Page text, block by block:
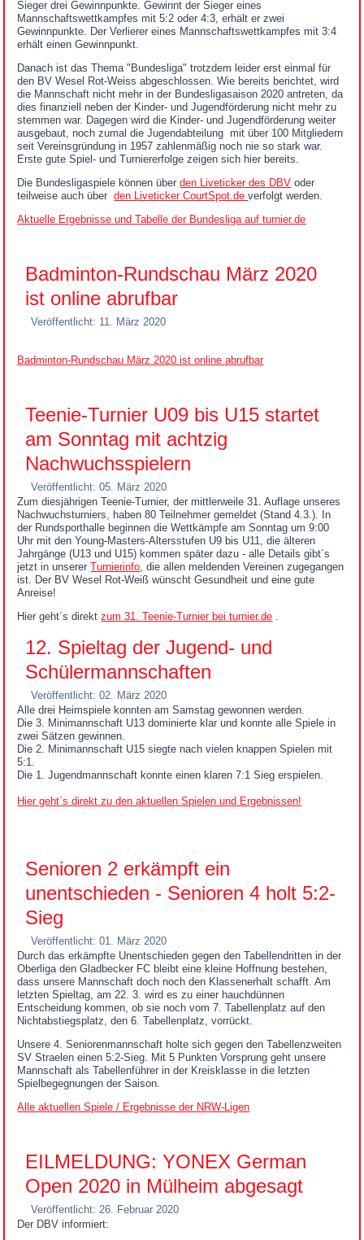
Sieger drei Gewinnpunkte. Gewinnt der Sieger eines
Mannschaftswettkampfes mit 5:2 oder 4:3, erhält er zwei
Gewinnpunkte. Der Verlierer eines Mannschaftswettkampfes mit 3:4
erhält einen Gewinnpunkt.
Danach ist das Thema "Bundesliga" trotzdem leider erst einmal für
den BV Wesel Rot-Weiss abgeschlossen. Wie bereits berichtet, wird
die Mannschaft nicht mehr in der Bundesligasaison 2020 antreten, da
dies finanziell neben der Kinder- und Jugendförderung nicht mehr zu
stemmen war. Dagegen wird die Kinder- und Jugendförderung weiter
ausgebaut, noch zumal die Jugendabteilung mit über 100 Mitgliedern
seit Vereinsgründung in 1957 zahlenmäßig noch nie so stark war.
Erste gute Spiel- und Turniererfolge zeigen sich hier bereits.
Die Bundesligaspiele können überden Liveticker des DBV oder
teilweise auch überden Liveticker CourtSpot.deverfolgt werden.
Aktuelle Ergebnisse und Tabelle der Bundesliga auf turnier.de
Badminton-Rundschau März 2020
ist online abrufbar
Veröffentlicht: 11. März 2020
Badminton-Rundschau März 2020 ist online abrufbar
Teenie-Turnier U09 bis U15 startet
am Sonntag mit achtzig
Nachwuchsspielern
Veröffentlicht: 05. März 2020
Zum diesjährigen Teenie-Turnier, der mittlerweile 31. Auflage unseres
Nachwuchsturniers, haben 80 Teilnehmer gemeldet (Stand 4.3.). In
der Rundsporthalle beginnen die Wettkämpfe am Sonntag um 9:00
Uhr mit den Young-Masters-Altersstufen U9 bis U11, die älteren
Jahrgänge (U13 und U15) kommen später dazu - alle Details gibt´s
jetzt in unsererTurnierinfo , die allen meldenden Vereinen zugegangen
ist. Der BV Wesel Rot-Weiß wünscht Gesundheit und eine gute
Anreise!
Hier geht´s direktzum 31. Teenie-Turnier bei turnier.de
12. Spieltag der Jugend- und
Schülermannschaften
Veröffentlicht: 02. März 2020
Alle drei Heimspiele konnten am Samstag gewonnen werden.
Die 3. Minimannschaft U13 dominierte klar und konnte alle Spiele in
zwei Sätzen gewinnen.
Die 2. Minimannschaft U15 siegte nach vielen knappen Spielen mit
5:1.
Die 1. Jugendmannschaft konnte einen klaren 7:1 Sieg erspielen.
Hier geht´s direkt zu den aktuellen Spielen und Ergebnissen!
Senioren 2 erkämpft ein
unentschieden - Senioren 4 holt 5:2-
Sieg
Veröffentlicht: 01. März 2020
Durch das erkämpfte Unentschieden gegen den Tabellendritten in der
Oberliga den Gladbecker FC bleibt eine kleine Hoffnung bestehen,
dass unsere Mannschaft doch noch den Klassenerhalt schafft. Am
letzten Spieltag, am 22. 3. wird es zu einer hauchdünnen
Entscheidung kommen, ob sie noch vom 7. Tabellenplatz auf den
Nichtabstiegsplatz, den 6. Tabellenplatz, vorrückt.
Unsere 4. Seniorenmannschaft holte sich gegen den Tabellenzweiten
SV Straelen einen 5:2-Sieg. Mit 5 Punkten Vorsprung geht unsere
Mannschaft als Tabellenführer in der Kreisklasse in die letzten
Spielbegegnungen der Saison.
Alle aktuellen Spiele / Ergebnisse der NRW-Ligen
EILMELDUNG: YONEX German
Open 2020 in Mülheim abgesagt
Veröffentlicht: 26. Februar 2020
Der DBV informiert: